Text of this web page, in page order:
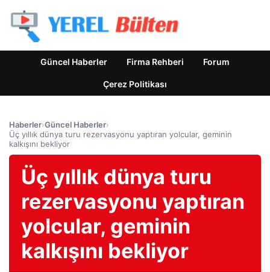
Güncel Haberler Firma Rehberi Forum
Çerez Politikası
Haberler›Güncel Haberler›
Üç yıllık dünya turu rezervasyonu yaptıran yolcular, geminin
kalkışını bekliyor
Üç yıllık dünya turu
rezervasyonu yaptıran
yolcular, geminin
kalkışını bekliyor